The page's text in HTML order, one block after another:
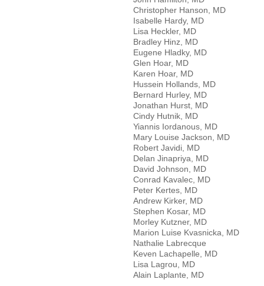
Christopher Hanson, MD
Isabelle Hardy, MD
Lisa Heckler, MD
Bradley Hinz, MD
Eugene Hladky, MD
Glen Hoar, MD
Karen Hoar, MD
Hussein Hollands, MD
Bernard Hurley, MD
Jonathan Hurst, MD
Cindy Hutnik, MD
Yiannis Iordanous, MD
Mary Louise Jackson, MD
Robert Javidi, MD
Delan Jinapriya, MD
David Johnson, MD
Conrad Kavalec, MD
Peter Kertes, MD
Andrew Kirker, MD
Stephen Kosar, MD
Morley Kutzner, MD
Marion Luise Kvasnicka, MD
Nathalie Labrecque
Keven Lachapelle, MD
Lisa Lagrou, MD
Alain Laplante, MD